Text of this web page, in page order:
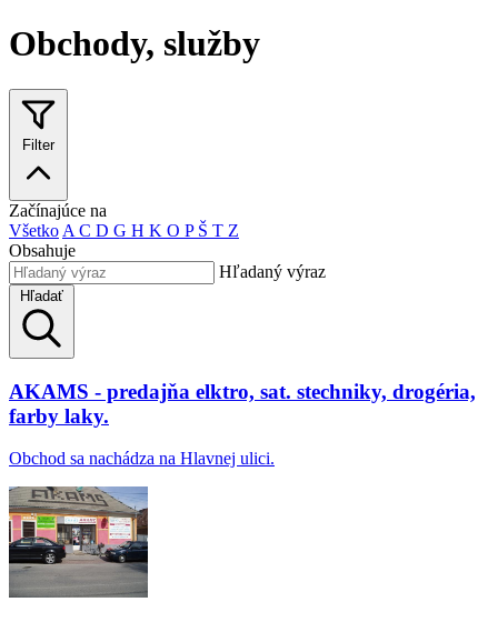
Obchody, služby
Filter
Začínajúce na
Všetko A C D G H K O P Š T Z
Obsahuje
Hľadaný výraz
Hľadať
AKAMS - predajňa elktro, sat. stechniky, drogéria,
farby laky.
Obchod sa nachádza na Hlavnej ulici.